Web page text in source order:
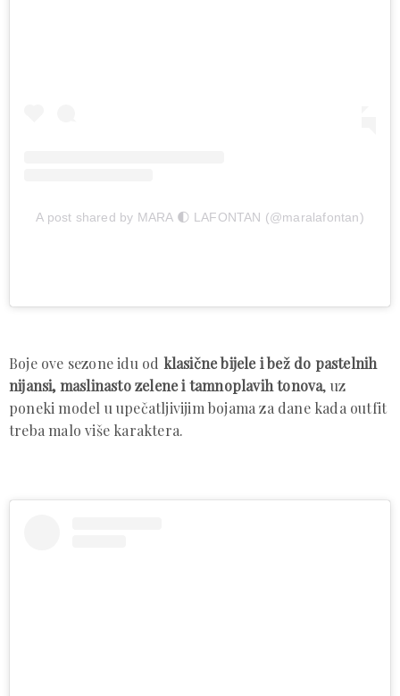
A post shared by MARA 🌓 LAFONTAN (@maralafontan)
Boje ove sezone idu od klasične bijele i bež do pastelnih
nijansi, maslinasto zelene i tamnoplavih tonova, uz
poneki model u upečatljivijim bojama za dane kada outfit
treba malo više karaktera.